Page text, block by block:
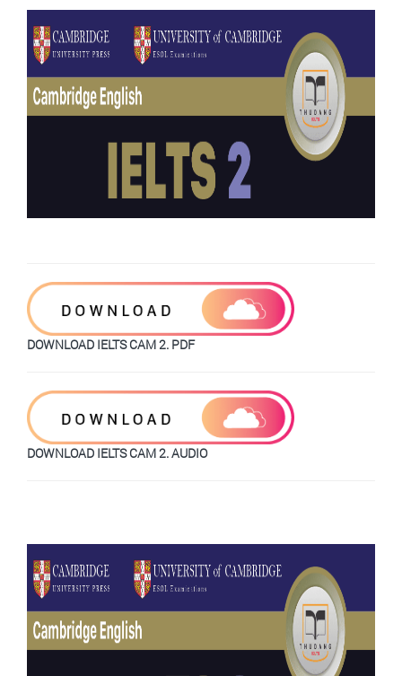
DOWNLOAD IELTS CAM 2. PDF
DOWNLOAD IELTS CAM 2. AUDIO